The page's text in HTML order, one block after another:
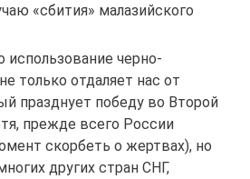
«сбития» малазийского
использование черно-
только отдаляет нас от
празднует победу во Второй
прежде всего России
скорбеть о жертвах), но
других стран СНГ,